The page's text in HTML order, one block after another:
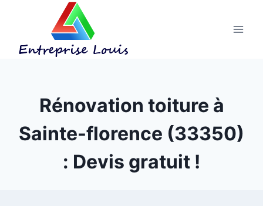
Rénovation toiture à
Sainte-florence (33350)
: Devis gratuit !